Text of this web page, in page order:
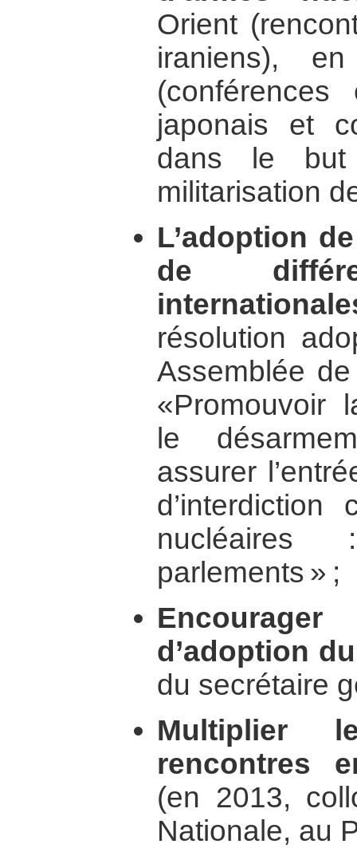
Orient
iraniens),
(conférences
japonais et
dans le but
militarisation
L’adoption
de
résolution
Assemblée
«Promouvoir
le
assurer
d’interdiction
parlements » ;
d’adoption
du secrétaire
Multiplier
rencontres
(en 2013,
Nationale, au